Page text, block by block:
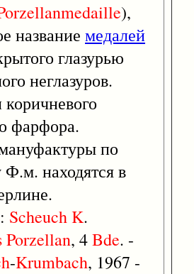
),
название медалей
глазурью
неглазуров.
фарфора.
по
Ф.м. находятся в
Scheuch K.
Porzellan, 4Bde. -
-Krumbach, 1967 -